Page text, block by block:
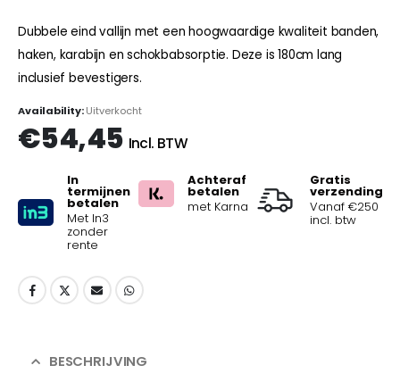
Dubbele eind vallijn met een hoogwaardige kwaliteit banden,
haken, karabijn en schokbabsorptie. Deze is 180cm lang
inclusief bevestigers.
Availability:Uitverkocht
€54,45 Incl. BTW
In
termijnen
betalen
Met In3
zonder
rente
Achteraf
betalen
met Karna
Gratis
verzending
Vanaf €250
incl. btw
BESCHRIJVING